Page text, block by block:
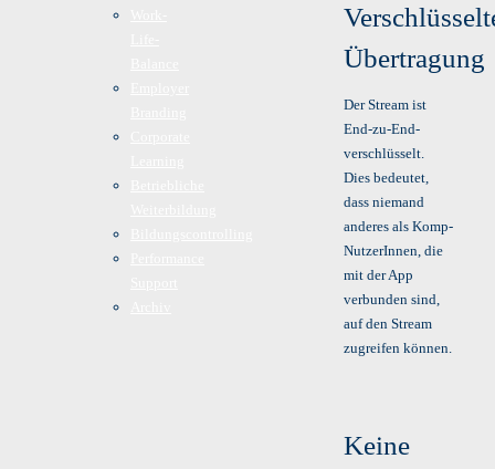
Übertragung
Der Stream ist
End-zu-End-
verschlüsselt.
Dies bedeutet,
dass niemand
anderes als Komp-
NutzerInnen, die
mit der App
verbunden sind,
auf den Stream
zugreifen können.
Keine